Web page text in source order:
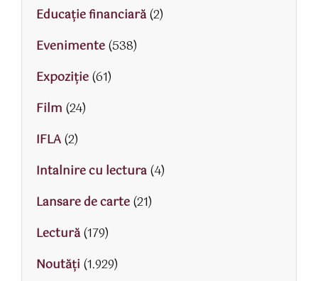
Educaţie financiară(2)
Evenimente(538)
Expoziție(61)
Film (24)
IFLA(2)
Intalnire cu lectura(4)
Lansare de carte(21)
Lectură(179)
Noutăți (1.929)